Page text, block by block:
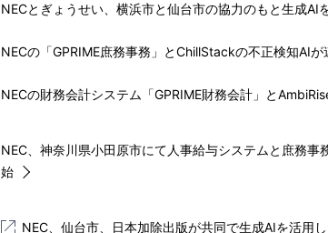
NECとぎょうせい、横浜市と仙台市の協力のもと生成
NECの「GPRIME庶務事務」とChillStackの不正検知AI
NECの財務会計システム「GPRIME財務会計」と
NEC、神奈川県小田原市にて人事給与システムと庶務
始
NEC、仙台市、日本加除出版が共同で生成AIを活用